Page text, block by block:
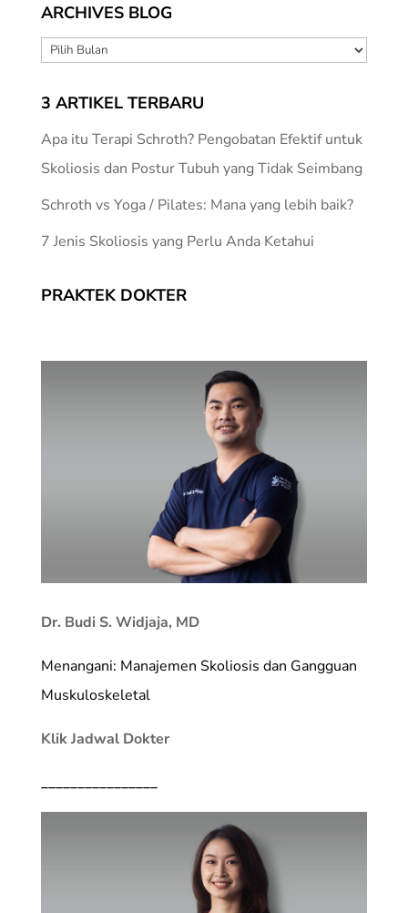
ARCHIVES BLOG
ARCHIVES
3 ARTIKEL TERBARU
Apa itu Terapi Schroth? Pengobatan Efektif untuk
Skoliosis dan Postur Tubuh yang Tidak Seimbang
Schroth vs Yoga / Pilates: Mana yang lebih baik?
7 Jenis Skoliosis yang Perlu Anda Ketahui
PRAKTEK DOKTER
Dr. Budi S. Widjaja, MD
Menangani: Manajemen Skoliosis dan Gangguan
Muskuloskeletal
Klik Jadwal Dokter
________________